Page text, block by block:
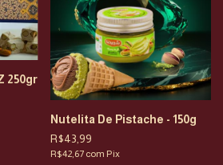
250gr
Nutelita De Pistache - 150g
R$43,99
R$42,67 com Pix